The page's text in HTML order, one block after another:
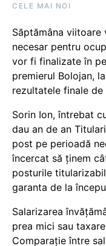
CELE MAI NOI
Săptămâna viitoare
necesar pentru
vor fi finalizate în
premierul Bolojan,
rezultatele finale
Sorin Ion, întrebat
dau an de an
post pe perioadă
încercat să ținem
posturile
garanta de la
Salarizarea
prea mici sau
Comparație între